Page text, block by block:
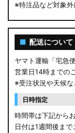
※特注品など対象
■ 配送について
ヤマト運輸「宅急
営業日14時までの
※受注状況や天候
日時指定
時間帯は下記から
日付は1週間後まで